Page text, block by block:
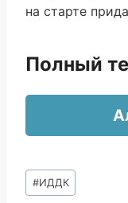
на старте
Полный
Метки
записи:
#ИДДК